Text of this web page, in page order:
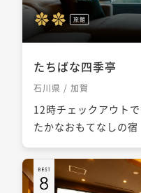
旅館
たちばな四季亭
石川県 / 加賀
12時チェックアウト
たかなおもてなしの宿